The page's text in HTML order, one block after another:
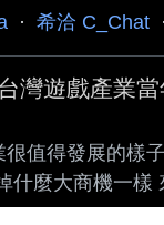
也算是蓬勃發
臉色 技術層面來
不如往小而精
戲算是目前台
沈默之丘F，走
出路？ ----
· 希洽 C_Chat
灣遊戲產業
很值得發展的樣
什麼大商機一樣
值就知道